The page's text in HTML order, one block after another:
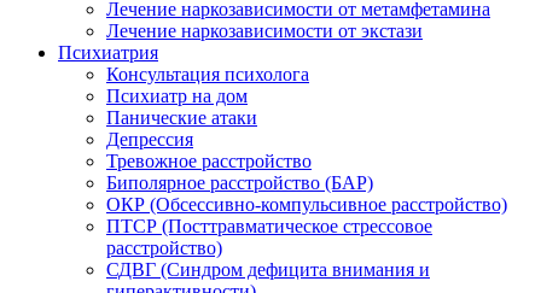
Лечение наркозависимости от метамфетамина
Лечение наркозависимости от экстази
Психиатрия
Консультация психолога
Психиатр на дом
Панические атаки
Депрессия
Тревожное расстройство
Биполярное расстройство (БАР)
ОКР (Обсессивно-компульсивное расстройство)
ПТСР (Посттравматическое стрессовое
расстройство)
СДВГ (Синдром дефицита внимания и